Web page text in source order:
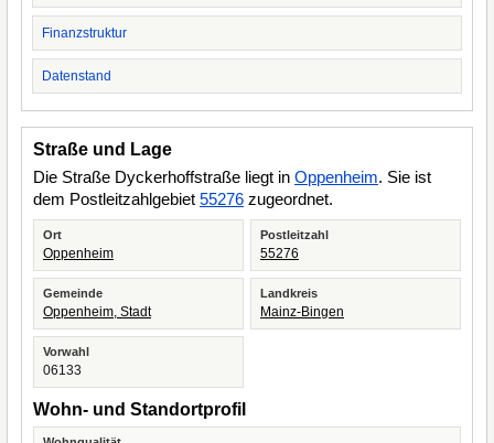
Finanzstruktur
Datenstand
Straße und Lage
Die Straße Dyckerhoffstraße liegt in Oppenheim. Sie ist
dem Postleitzahlgebiet 55276 zugeordnet.
Ort
Oppenheim
Postleitzahl
55276
Gemeinde
Oppenheim, Stadt
Landkreis
Mainz-Bingen
Vorwahl
06133
Wohn- und Standortprofil